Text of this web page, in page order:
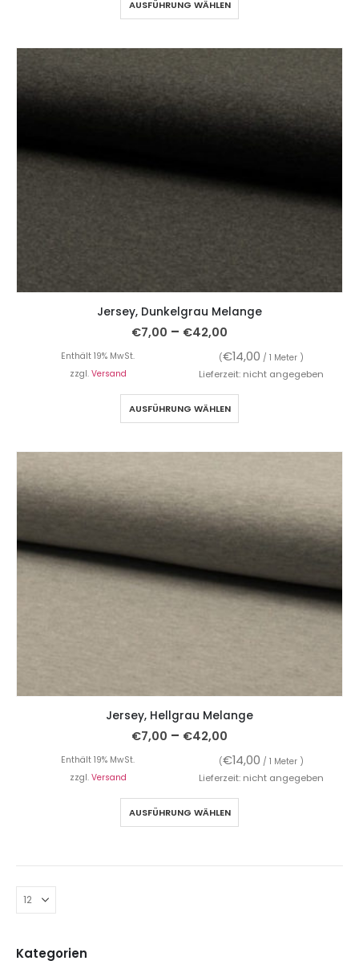
AUSFÜHRUNG WÄHLEN
Jersey, Dunkelgrau Melange
€7,00 – €42,00
Enthält 19% MwSt. (€14,00 / 1 Meter )
zzgl. Versand Lieferzeit: nicht angegeben
AUSFÜHRUNG WÄHLEN
Jersey, Hellgrau Melange
€7,00 – €42,00
Enthält 19% MwSt. (€14,00 / 1 Meter )
zzgl. Versand Lieferzeit: nicht angegeben
AUSFÜHRUNG WÄHLEN
Kategorien